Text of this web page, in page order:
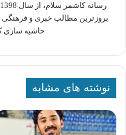
بروزترین مطالب خبری و فرهنگی
حاشیه سازی
نوشته های مشابه